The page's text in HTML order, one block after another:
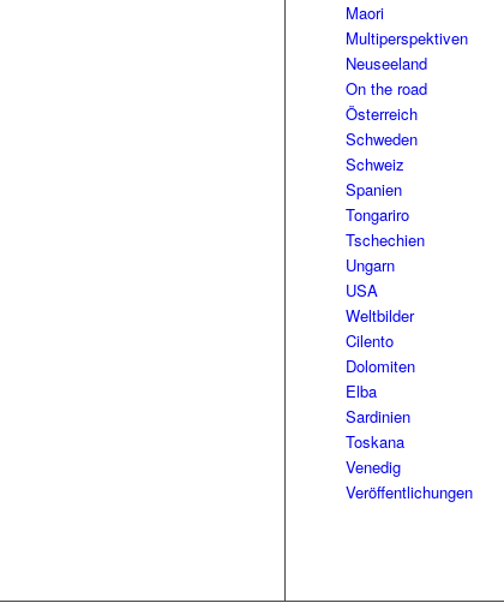
Maori
Multiperspektiven
Neuseeland
On the road
Österreich
Schweden
Schweiz
Spanien
Tongariro
Tschechien
Ungarn
USA
Weltbilder
Cilento
Dolomiten
Elba
Sardinien
Toskana
Venedig
Veröffentlichungen